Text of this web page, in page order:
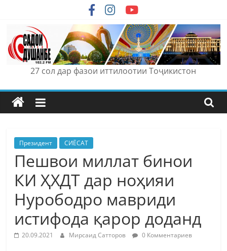
content
27 сол дар фазои иттилоотии Тоҷикистон
Президент СИЁСАТ
Пешвои миллат бинои
КИ ҲХДТ дар ноҳияи
Нурободро мавриди
истифода қарор доданд
20.09.2021 Мирсаид Сатторов 0 Комментариев